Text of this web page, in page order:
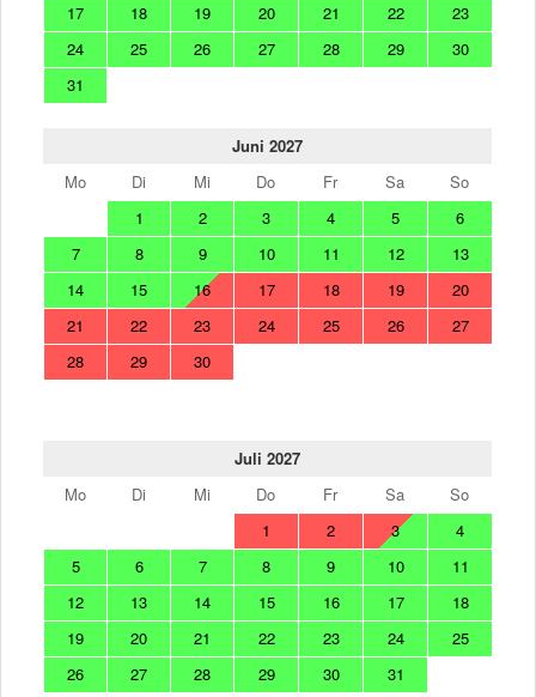
17
18 19 20 21 22
23
24
25 26 27 28 29
30
31
Juni 2027
Mo
Di Mi Do Fr Sa
So
1
2 3 4 5
6
7
8 9 10 11 12
13
14
15 16 17 18 19
20
21
22 23 24 25 26
27
28
29 30
Juli 2027
Mo
Di Mi Do Fr Sa
So
1
2 3
4
5
6 7 8 9 10
11
12
13 14 15 16 17
18
19
20 21 22 23 24
25
26
27 28 29 30 31